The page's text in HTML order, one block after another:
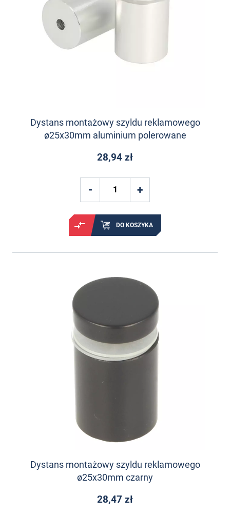
Dystans montażowy szyldu reklamowego
ø25x30mm aluminium polerowane
28,94 zł
DO KOSZYKA
Dystans montażowy szyldu reklamowego
ø25x30mm czarny
28,47 zł